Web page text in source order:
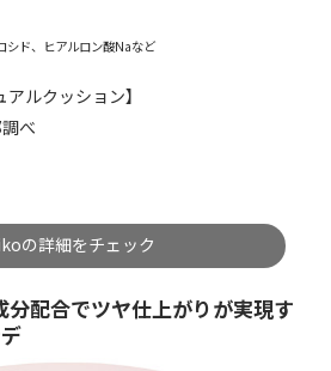
ド、ヒアルロン酸Naなど
ルクッション】
べ
の詳細をチェック
分配合でツヤ仕上がりが実現す